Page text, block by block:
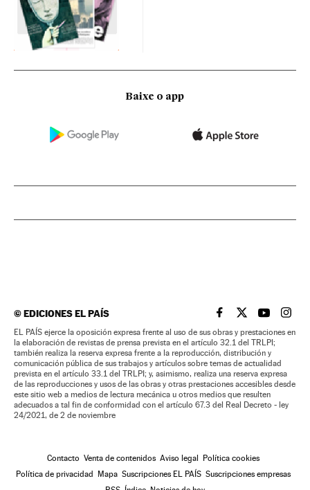
Baixe o app
©EDICIONES EL PAÍS EL PAÍS BRASIL EN
EL PAÍSEL PAÍS
EL
EL PAÍS ejerce la oposición expresa frente al uso de sus obras y prestaciones en
la elaboración de revistas de prensa prevista en el artículo 32.1 del TRLPI;
también realiza la reserva expresa frente a la reproducción, distribución y
comunicación pública de sus trabajos y artículos sobre temas de actualidad
prevista en el artículo 33.1 del TRLPI; y, asimismo, realiza una reserva expresa
de las reproducciones y usos de las obras y otras prestaciones accesibles desde
este sitio web a medios de lectura mecánica u otros medios que resulten
adecuados a tal fin de conformidad con el artículo 67.3 del Real Decreto - ley
24/2021, de 2 de noviembre
Contacto Venta de contenidos Aviso legal
Política cookies
Política de privacidad
Mapa Suscripciones EL PAÍS Suscripciones empresas